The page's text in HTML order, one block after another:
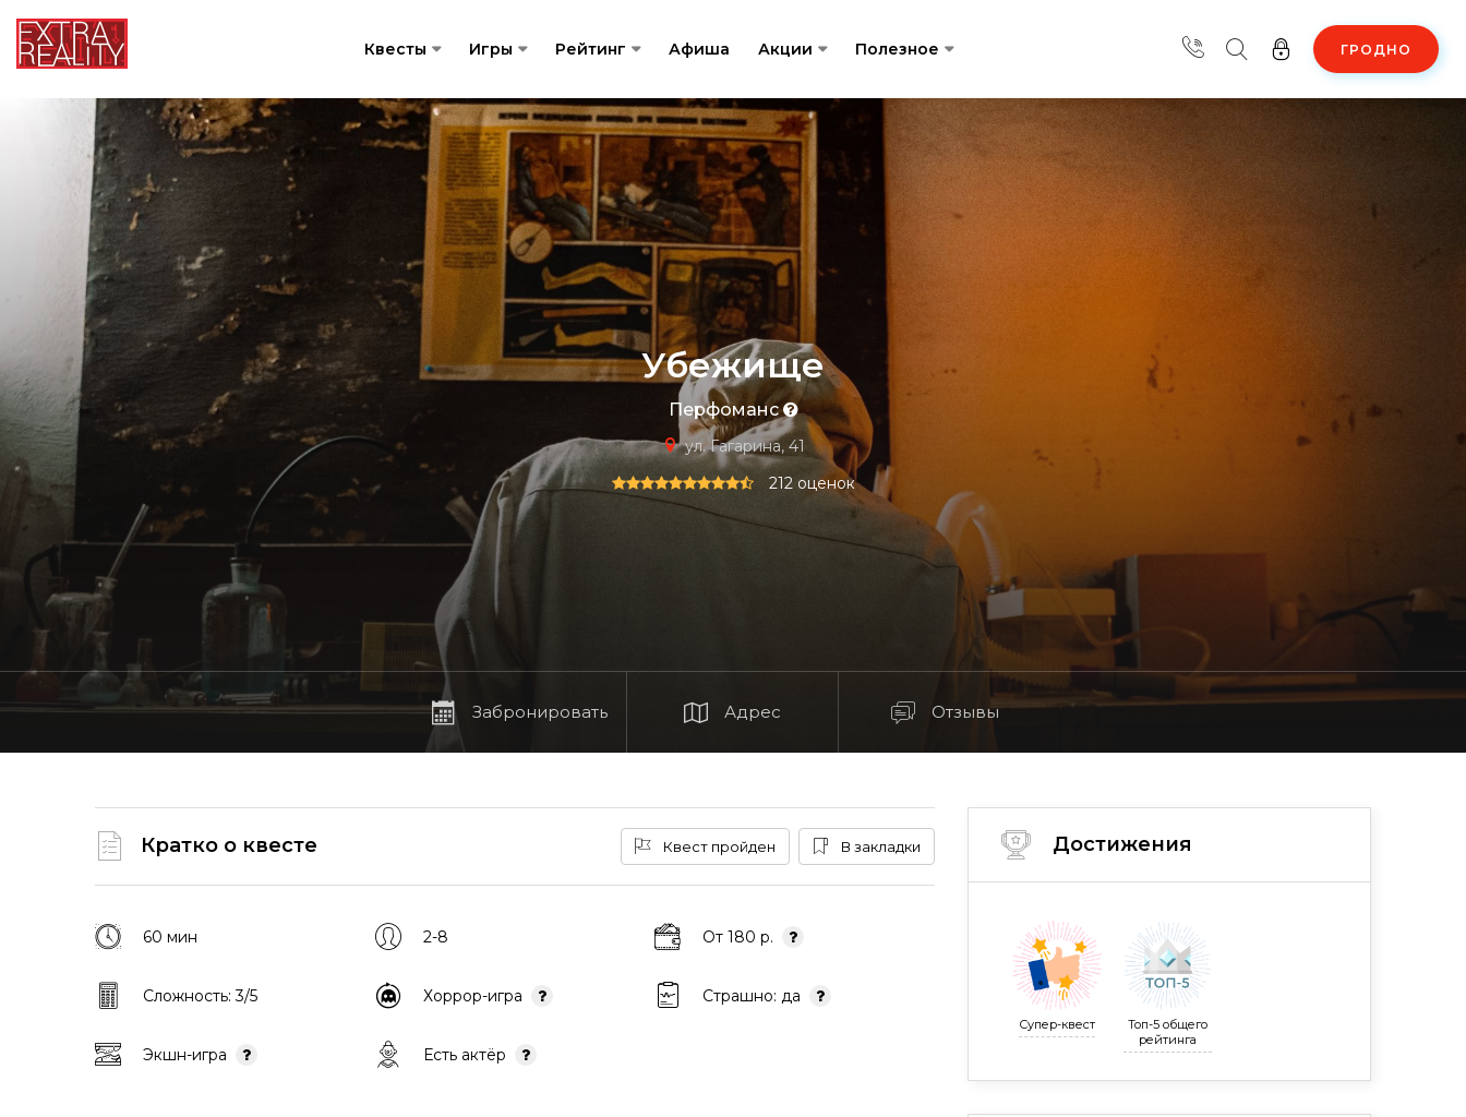
Квесты Игры Рейтинг Афиша Акции Полезное ГРОДНО
Убежище
Перфоманс
ул. Гагарина, 41
212 оценок
Забронировать Адрес Отзывы
Кратко о квесте В закладки
Квест пройден
60 мин 2-8 От 180 р.
Сложность: 3/5 Хоррор-игра Страшно: да
Экшн-игра Есть актёр
Достижения
Супер-квест
Топ-5 общего
рейтинга